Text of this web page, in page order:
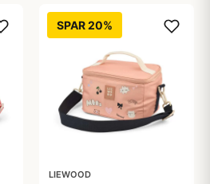
SPAR 20%
LIEWOOD